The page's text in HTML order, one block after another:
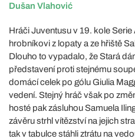
Dušan Vlahović
Hráči Juventusu v 19. kole
hrobníkovi z lopaty a ze hřiště
Dlouho to vypadalo, že Stará
představení proti stejnému
domácí celek po gólu Giulia
vedení. Stejný hráč však po
hosté pak zásluhou Samuela
závěru strhl vítězství na jejich
tak v tabulce stáhli ztrátu na